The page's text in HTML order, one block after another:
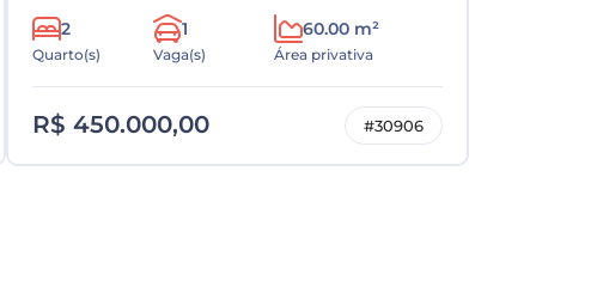
2
Quarto(s)
1
Vaga(s)
60.00 m²
Área privativa
R$ 450.000,00 #30906